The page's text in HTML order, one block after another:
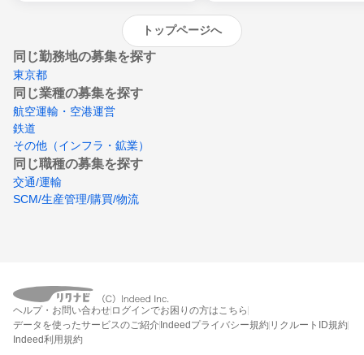
トップページへ
同じ勤務地の募集を探す
東京都
同じ業種の募集を探す
航空運輸・空港運営
鉄道
その他（インフラ・鉱業）
同じ職種の募集を探す
交通/運輸
SCM/生産管理/購買/物流
ヘルプ・お問い合わせ ログインでお困りの方はこちら
データを使ったサービスのご紹介Indeedプライバシー規約 リクルートID規約
Indeed利用規約